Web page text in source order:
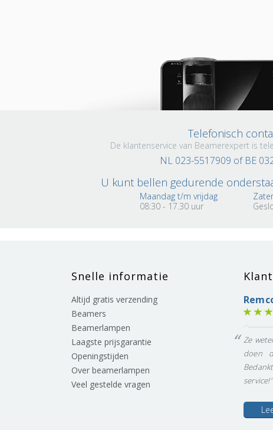
Telefonisch
De klantenservice van Beamerexpert is
NL 023-5517909 of BE
U kunt bellen gedurende
Maandag t/m vrijdag
08:30 - 17.30 uur
Snelle informatie
Altijd gratis verzending
Beamers
Beamerlampen
Laagste prijsgarantie
Openingstijden
Over beamerlampen
Veel gestelde vragen
Ze
doen
service!'